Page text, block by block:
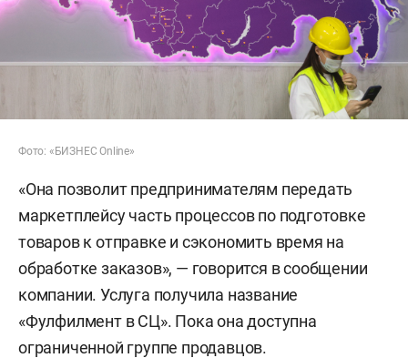
Фото: «БИЗНЕС Online»
«Она позволит предпринимателям передать
маркетплейсу часть процессов по подготовке
товаров к отправке и сэкономить время на
обработке заказов», — говорится в сообщении
компании. Услуга получила название
«Фулфилмент в СЦ». Пока она доступна
ограниченной группе продавцов.